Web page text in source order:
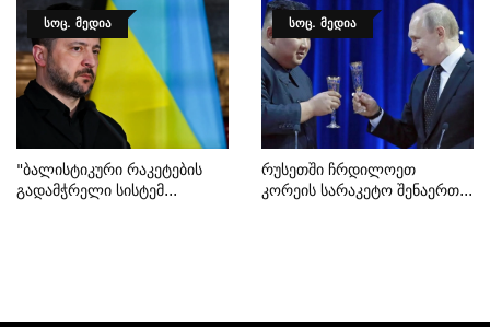
ᲡᲝᲪ. ᲛᲔᲓᲘᲐ
"ბალისტიკური Რაკეტების
Გადამჭრელი Სისტემ...
ᲡᲝᲪ. ᲛᲔᲓᲘᲐ
Რუსეთში Ჩრდილოეთ
Კორეის Სარაკეტო Შენაერთ...